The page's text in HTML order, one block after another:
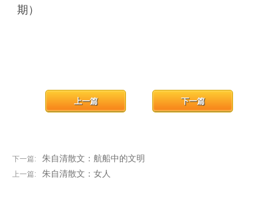
期）
下一篇: 朱自清散文：航船中的文明
下一篇
上一篇: 朱自清散文：女人
上一篇